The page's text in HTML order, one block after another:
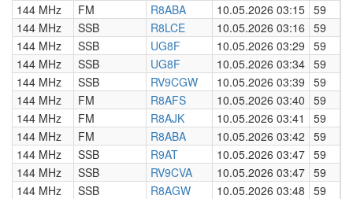
144 MHz
FM R8ABA 10.05.2026 03:15 59
144 MHz
SSB R8LCE 10.05.2026 03:16 59
144 MHz
SSB UG8F 10.05.2026 03:29 59
144 MHz
SSB UG8F 10.05.2026 03:34 59
144 MHz
SSB RV9CGW 10.05.2026 03:39 59
144 MHz
FM R8AFS 10.05.2026 03:40 59
144 MHz
FM R8AJK 10.05.2026 03:41 59
144 MHz
FM R8ABA 10.05.2026 03:42 59
144 MHz
SSB R9AT 10.05.2026 03:47 59
144 MHz
SSB RV9CVA 10.05.2026 03:47 59
144 MHz
SSB R8AGW 10.05.2026 03:48 59